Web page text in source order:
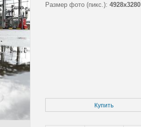
Размер фото (пикс.): 4928x3280
Купить